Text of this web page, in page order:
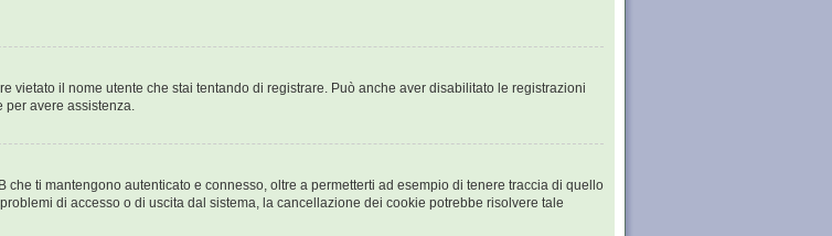
vietato il nome utente che stai tentando di registrare. Può anche aver disabilitato le registrazioni
per avere assistenza.
che ti mantengono autenticato e connesso, oltre a permetterti ad esempio di tenere traccia di quello
di accesso o di uscita dal sistema, la cancellazione dei cookie potrebbe risolvere tale